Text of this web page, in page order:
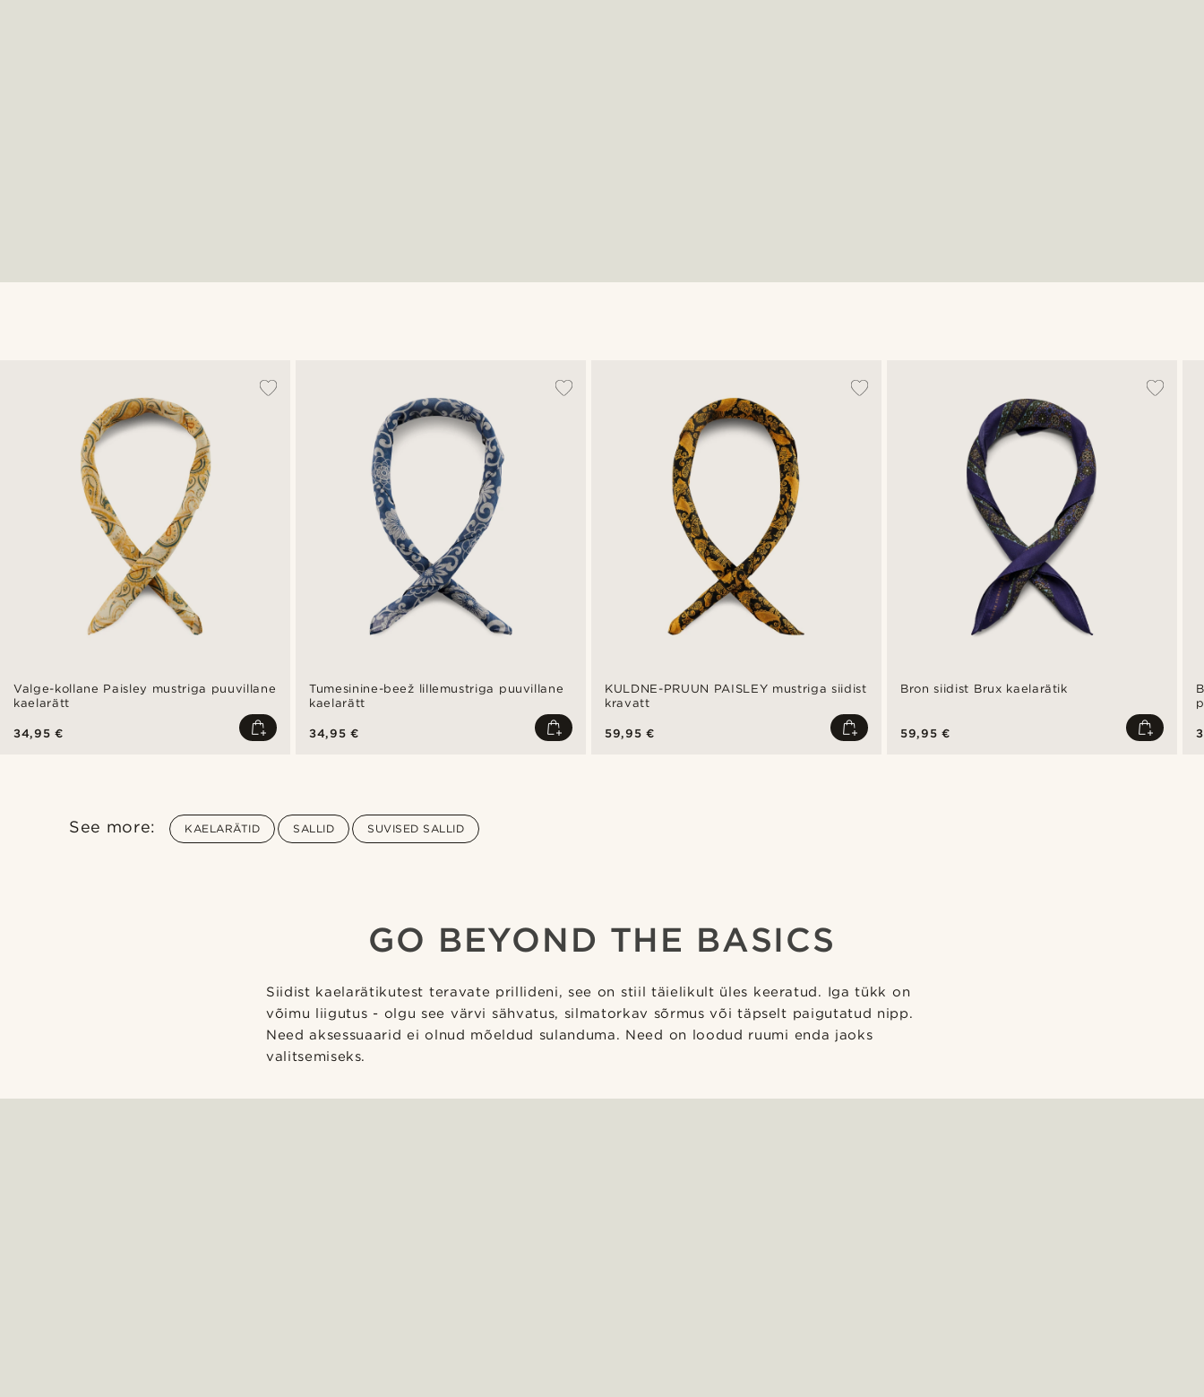
Valge-kollane Paisley mustriga puuvillane
kaelarätt
34,95 €
Tumesinine-beež lillemustriga puuvillane
kaelarätt
34,95 €
KULDNE-PRUUN PAISLEY mustriga siidist
kravatt
59,95 €
Bron siidist Brux kaelarätik
59,95 €
See more: KAELARÄTID SALLID SUVISED SALLID
GO BEYOND THE BASICS
Siidist kaelarätikutest teravate prillideni, see on stiil täielikult üles keeratud. Iga tükk on
võimu liigutus - olgu see värvi sähvatus, silmatorkav sõrmus või täpselt paigutatud nipp.
Need aksessuaarid ei olnud mõeldud sulanduma. Need on loodud ruumi enda jaoks
valitsemiseks.